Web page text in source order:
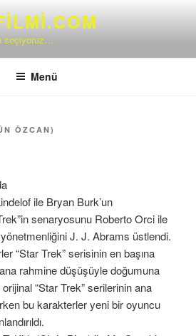
seçiyoruz…
Menü
ÖZCAN)
ile Bryan Burk’un
senaryosunu Roberto Orci ile
J. J. Abrams üstlendi.
“Star Trek” serisinin en başına
rahmine düşüşüyle doğumuna
“Star Trek” serilerinin ana
bu karakterler yeni bir oyuncu